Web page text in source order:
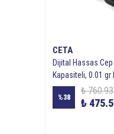
CETA
Dijital Hassas Cep
Kapasiteli, 0.01
%38
₺ 760.93
₺